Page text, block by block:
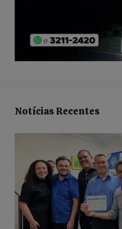
Notícias Recentes